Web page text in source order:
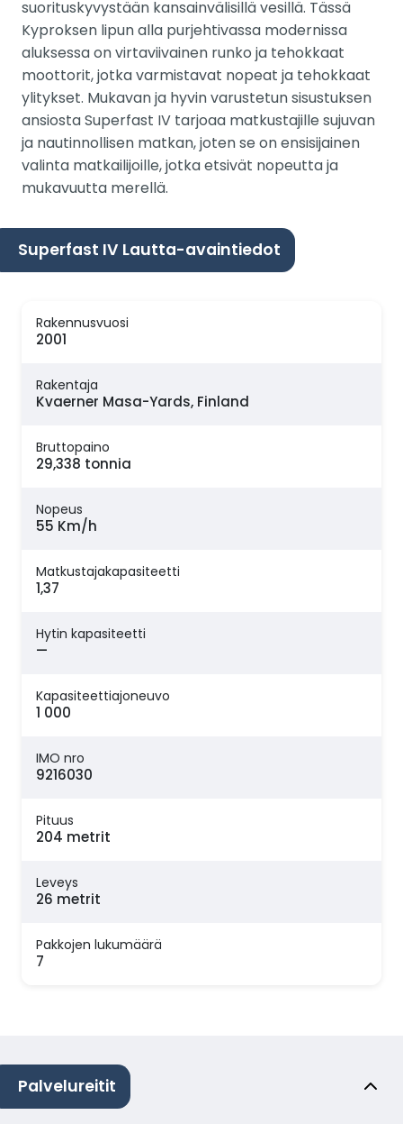
suorituskyvystään kansainvälisillä vesillä. Tässä
Kyproksen lipun alla purjehtivassa modernissa
aluksessa on virtaviivainen runko ja tehokkaat
moottorit, jotka varmistavat nopeat ja tehokkaat
ylitykset. Mukavan ja hyvin varustetun sisustuksen
ansiosta Superfast IV tarjoaa matkustajille sujuvan
ja nautinnollisen matkan, joten se on ensisijainen
valinta matkailijoille, jotka etsivät nopeutta ja
mukavuutta merellä.
Superfast IV Lautta-avaintiedot
Rakennusvuosi
2001
Rakentaja
Kvaerner Masa-Yards, Finland
Bruttopaino
29,338 tonnia
Nopeus
55 Km/h
Matkustajakapasiteetti
1,37
Hytin kapasiteetti
—
Kapasiteettiajoneuvo
1 000
IMO nro
9216030
Pituus
204 metrit
Leveys
26 metrit
Pakkojen lukumäärä
7
Palvelureitit